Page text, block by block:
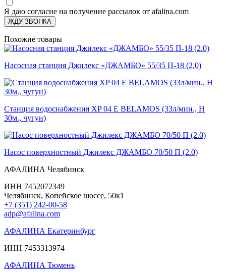
Я даю согласие на получение рассылок от afalina.com
ЖДУ ЗВОНКА
Похожие товары
Насосная станция Джилекс «ДЖАМБО» 55/35 П-18 (2.0)
Станция водоснабжения XP 04 E BELAMOS (33л/мин., Н
30м., чугун)
Насос поверхностный Джилекс ДЖАМБО 70/50 П (2.0)
АФАЛИНА Челябинск
ИНН 7452072349
Челябинск, Копейское шоссе, 50к1
+7 (351) 242-00-58
adp@afalina.com
АФАЛИНА Екатеринбург
ИНН 7453313974
АФАЛИНА Тюмень